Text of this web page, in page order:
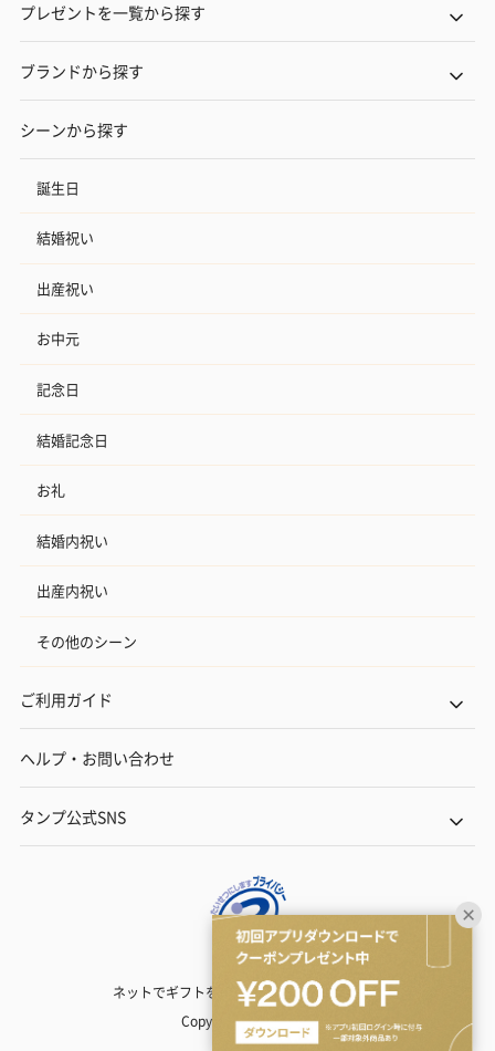
プレゼントを一覧から探す
ブランドから探す
シーンから探す
誕生日
結婚祝い
出産祝い
お中元
記念日
結婚記念日
お礼
結婚内祝い
出産内祝い
その他のシーン
ご利用ガイド
ヘルプ・お問い合わせ
タンプ公式SNS
ネットでギフトを贈るなら | TANP（タンプ）
Copyright© TANP Inc.